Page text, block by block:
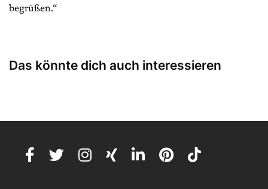
begrüßen.“
Das könnte dich auch interessieren